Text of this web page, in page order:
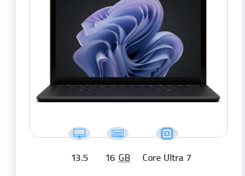
Core Ultra 7
16GB
13.5